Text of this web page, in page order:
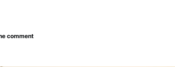
comment